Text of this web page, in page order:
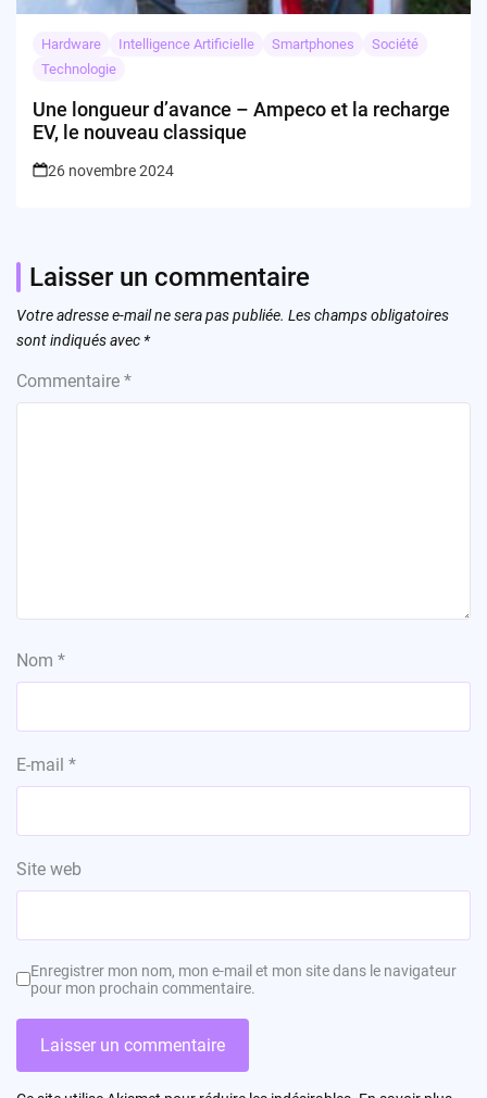
Hardware Intelligence Artificielle Smartphones
Société
Technologie
Une longueur d’avance – Ampeco et la recharge
EV, le nouveau classique
26 novembre 2024
Laisser un commentaire
Votre adresse e-mail ne sera pas publiée. Les champs obligatoires
sont indiqués avec *
Commentaire *
Nom *
E-mail *
Site web
Enregistrer mon nom, mon e-mail et mon site dans le navigateur
pour mon prochain commentaire.